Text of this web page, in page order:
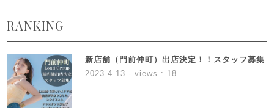
RANKING
新店舗（門前仲町）出店決定！！スタッフ募集
2023.4.13 - views : 18